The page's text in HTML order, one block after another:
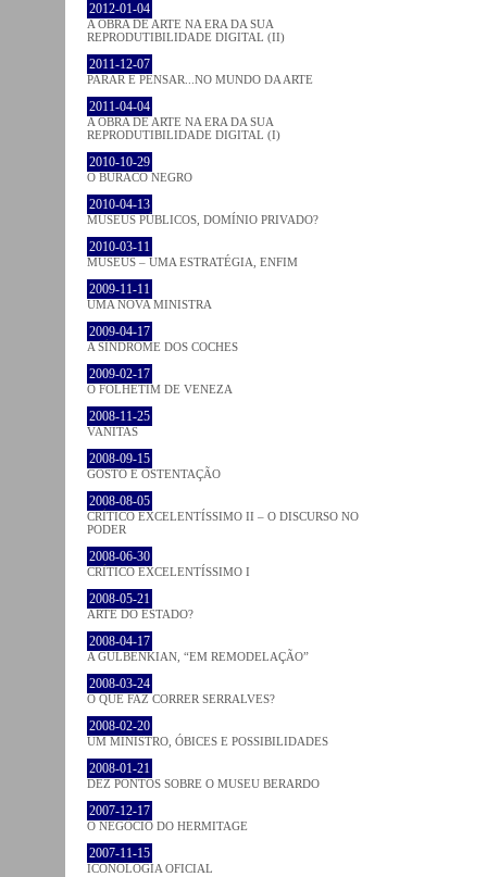
2012-01-04
A OBRA DE ARTE NA ERA DA SUA
REPRODUTIBILIDADE DIGITAL (II)
2011-12-07
PARAR E PENSAR...NO MUNDO DA ARTE
2011-04-04
A OBRA DE ARTE NA ERA DA SUA
REPRODUTIBILIDADE DIGITAL (I)
2010-10-29
O BURACO NEGRO
2010-04-13
MUSEUS PÚBLICOS, DOMÍNIO PRIVADO?
2010-03-11
MUSEUS – UMA ESTRATÉGIA, ENFIM
2009-11-11
UMA NOVA MINISTRA
2009-04-17
A SÍNDROME DOS COCHES
2009-02-17
O FOLHETIM DE VENEZA
2008-11-25
VANITAS
2008-09-15
GOSTO E OSTENTAÇÃO
2008-08-05
CRÍTICO EXCELENTÍSSIMO II – O DISCURSO NO
PODER
2008-06-30
CRÍTICO EXCELENTÍSSIMO I
2008-05-21
ARTE DO ESTADO?
2008-04-17
A GULBENKIAN, “EM REMODELAÇÃO”
2008-03-24
O QUE FAZ CORRER SERRALVES?
2008-02-20
UM MINISTRO, ÓBICES E POSSIBILIDADES
2008-01-21
DEZ PONTOS SOBRE O MUSEU BERARDO
2007-12-17
O NEGÓCIO DO HERMITAGE
2007-11-15
ICONOLOGIA OFICIAL